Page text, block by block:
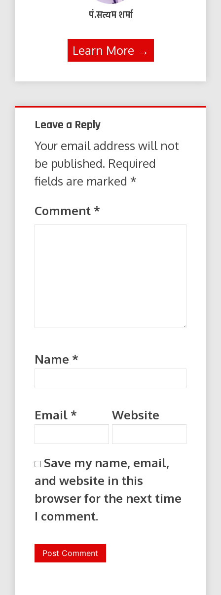
पं.सत्यम शर्मा
Learn More →
Leave a Reply
Your email address will not
be published. Required
fields are marked *
Comment *
Name *
Email * Website
Save my name, email,
and website in this
browser for the next time
I comment.